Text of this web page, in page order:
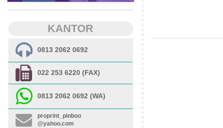
KANTOR
0813 2062 0692
022 253 6220 (FAX)
0813 2062 0692 (WA)
proprint_pinboo
@yahoo.com